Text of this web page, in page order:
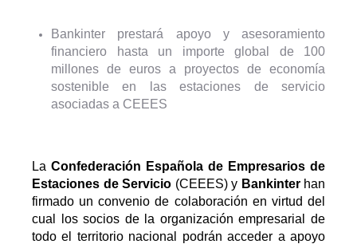
Bankinter prestará apoyo y asesoramiento
financiero hasta un importe global de 100
millones de euros a proyectos de economía
sostenible en las estaciones de servicio
asociadas a CEEES
La Confederación Española de Empresarios de
Estaciones de Servicio (CEEES) y Bankinter han
firmado un convenio de colaboración en virtud del
cual los socios de la organización empresarial de
todo el territorio nacional podrán acceder a apoyo